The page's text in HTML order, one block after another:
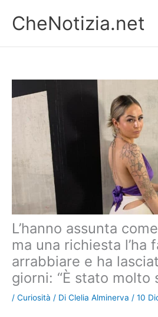
contenuto
CheNotizia.net
L’hanno assunta
ma una richiesta l’ha
arrabbiare e ha
giorni: “È stato molto
/ Curiosità / Di Clelia Alminerva / 10